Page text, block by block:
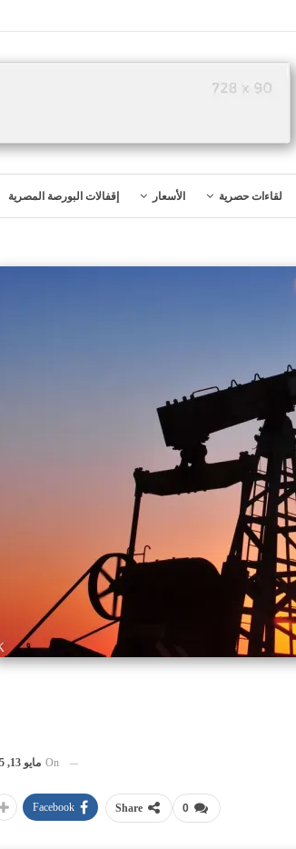
لقاءات حصرية الأسعار إقفالات البورصة المصرية
On مايو 13, 2025
0
Share
Facebook